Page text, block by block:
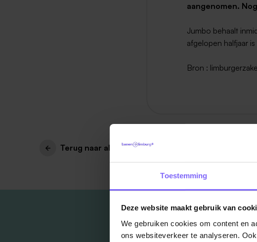
Toestemming
Deze website maakt gebruik van
We gebruiken cookies om content en
ons websiteverkeer te analyseren.
aangenomen.
Jumbo behaalt
afgelopen halfjaar
Bron :
Terug naar alle items